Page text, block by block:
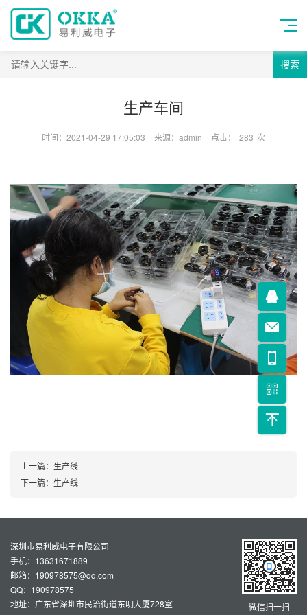
搜索
生产车间
时间：2021-04-29 17:05:03 来源：admin 点击： 283 次
上一篇： 生产线
下一篇： 生产线
微信扫一扫
深圳市易利威电子有限公司
手机：13631671889
邮箱：190978575@qq.com
QQ：190978575
地址：广东省深圳市民治街道东明大厦728室